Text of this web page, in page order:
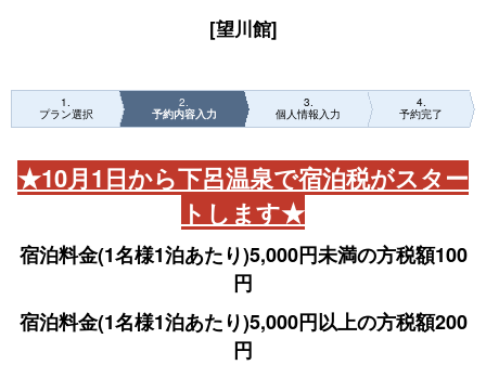
[望川館]
1
プラン選択
2
予約内容入力
3
個人情報入力
4
予約完了
★10月1日から下呂温泉で宿泊税がスター
トします★
宿泊料金(1名様1泊あたり)5,000円未満の方税額100
円
宿泊料金(1名様1泊あたり)5,000円以上の方税額200
円